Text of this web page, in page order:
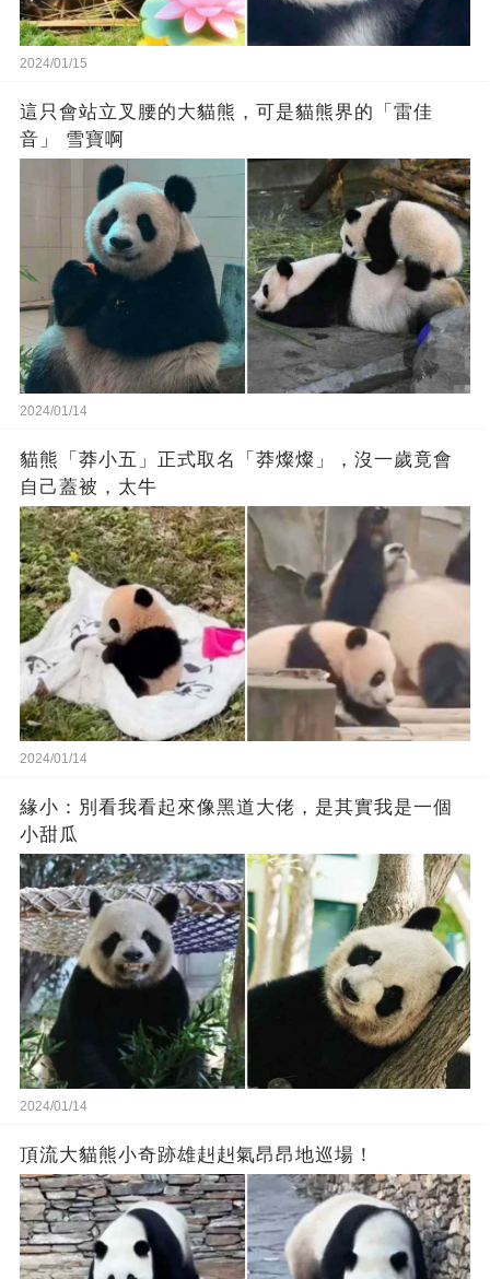
2024/01/15
這只會站立叉腰的大貓熊，可是貓熊界的「雷佳
音」 雪寶啊
2024/01/14
貓熊「莽小五」正式取名「莽燦燦」，沒一歲竟會
自己蓋被，太牛
2024/01/14
緣小：別看我看起來‬像‬黑道‬大佬‬，是其實我是一個
小甜瓜‬
2024/01/14
頂流大貓熊小奇跡雄赳赳氣昂昂地巡場！